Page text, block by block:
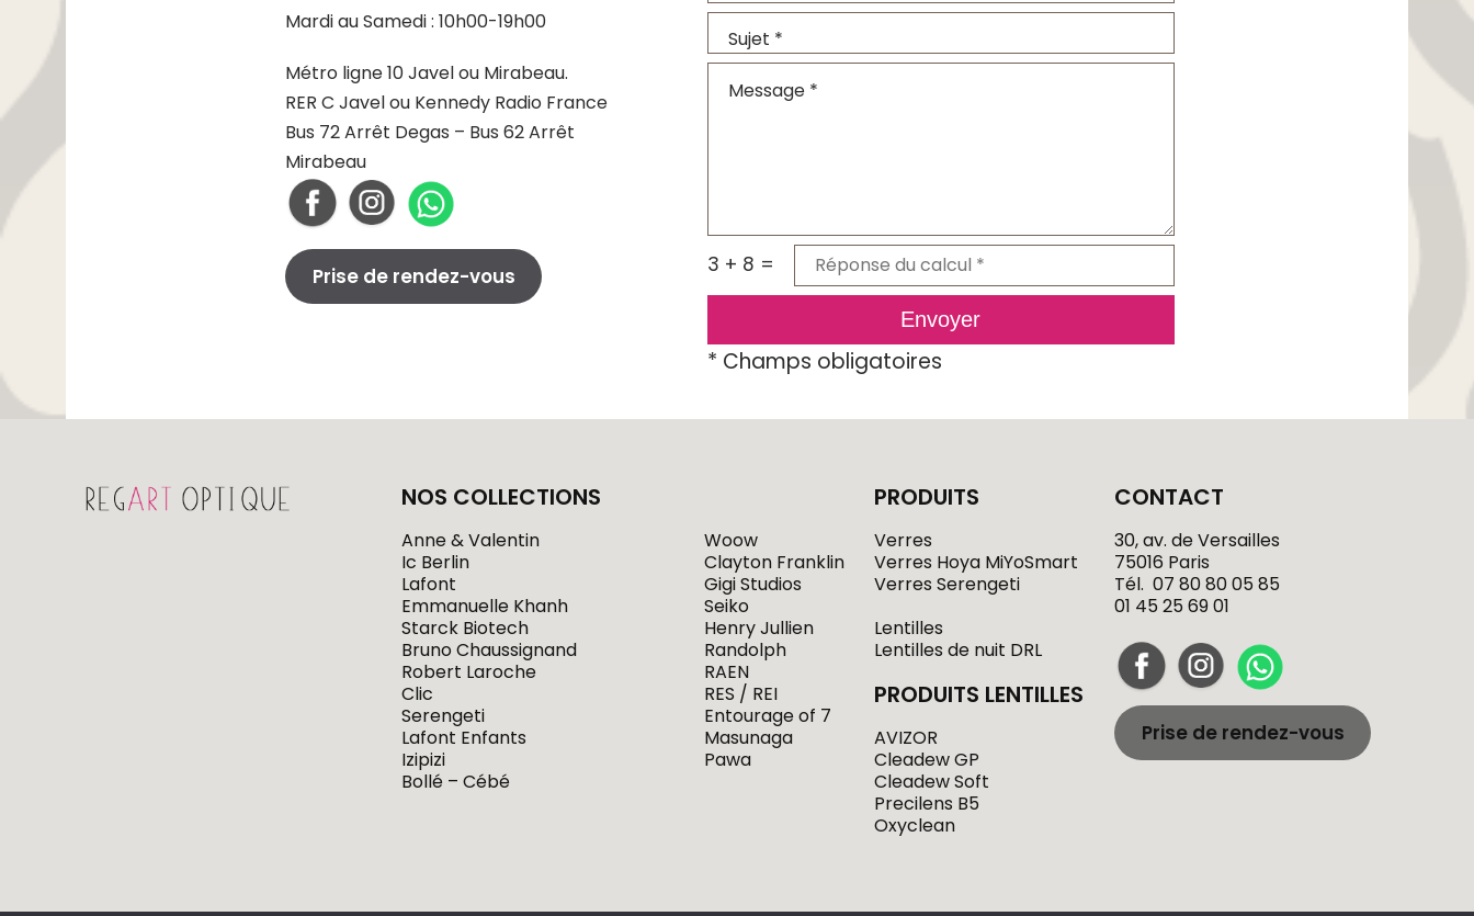
Mardi au Samedi : 10h00-19h00
Métro ligne 10 Javel ou Mirabeau.
RER C Javel ou Kennedy Radio France
Bus 72 Arrêt Degas – Bus 62 Arrêt
Mirabeau
Prise de rendez-vous 3 + 8 =
Envoyer
* Champs obligatoires
NOS COLLECTIONS
Anne & Valentin
Ic Berlin
Lafont
Emmanuelle Khanh
Starck Biotech
Bruno Chaussignand
Robert Laroche
Clic
Serengeti
Lafont Enfants
Izipizi
Bollé – Cébé
Woow
Clayton Franklin
Gigi Studios
Seiko
Henry Jullien
Randolph
RAEN
RES / REI
Entourage of 7
Masunaga
Pawa
PRODUITS
Verres
Verres Hoya MiYoSmart
Verres Serengeti
Lentilles
Lentilles de nuit DRL
PRODUITS LENTILLES
AVIZOR
Cleadew GP
Cleadew Soft
Precilens B5
Oxyclean
CONTACT
30, av. de Versailles
75016 Paris
Tél.07 80 80 05 85
01 45 25 69 01
Prise de rendez-vous